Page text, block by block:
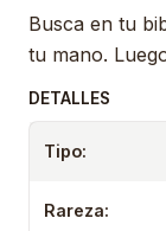
Busca en tu
tu mano.
DETALLES
Tipo:
Rareza: